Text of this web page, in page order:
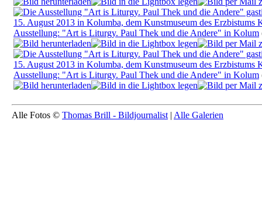
Ausstellung: "Art is Liturgy. Paul Thek und die Andere" in Kolum
Ausstellung: "Art is Liturgy. Paul Thek und die Andere" in Kolum
Alle Fotos © Thomas Brill - Bildjournalist | Alle Galerien